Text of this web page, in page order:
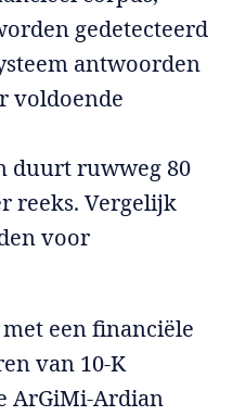
gedetecteerd
antwoorden
voldoende
duurt ruwweg 80
reeks. Vergelijk
voor
een financiële
van 10-K
ArGiMi-Ardian